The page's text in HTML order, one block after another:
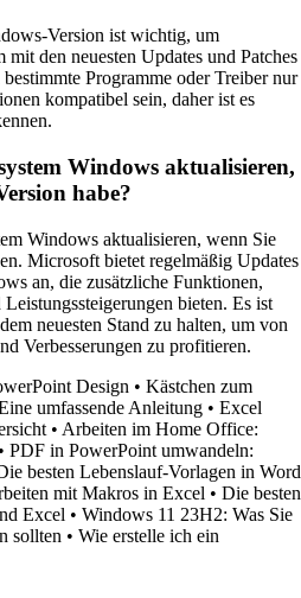
Version ist wichtig, um
mit den neuesten Updates und Patches
Programme oder Treiber nur
kompatibel sein, daher ist es
Windows aktualisieren,
habe?
Windows aktualisieren, wenn Sie
Microsoft bietet regelmäßig Updates
an, die zusätzliche Funktionen,
bieten. Es ist
neuesten Stand zu halten, um von
Verbesserungen zu profitieren.
Design • Kästchen zum
umfassende Anleitung • Excel
• Arbeiten im Home Office:
• PDF in PowerPoint umwandeln:
besten Lebenslauf-Vorlagen in Word
mit Makros in Excel • Die besten
Excel • Windows 11 23H2: Was Sie
sollten • Wie erstelle ich ein